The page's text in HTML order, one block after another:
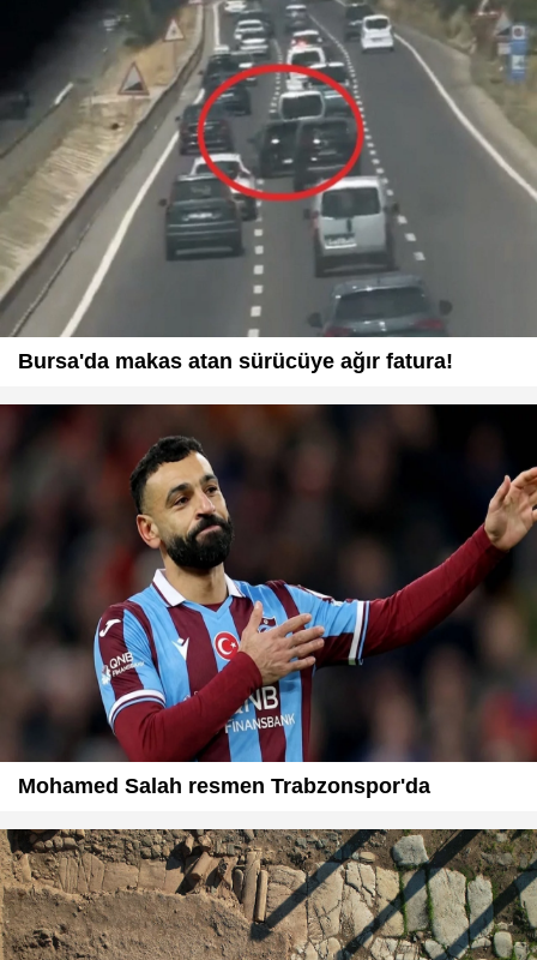
Bursa'da makas atan sürücüye ağır fatura!
Mohamed Salah resmen Trabzonspor'da